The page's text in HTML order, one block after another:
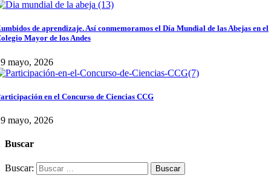
de aprendizaje. Así conmemoramos el Día Mundial de las Abejas en el
Mayor de los Andes
mayo, 2026
en el Concurso de Ciencias CCG
mayo, 2026
Buscar
Buscar: